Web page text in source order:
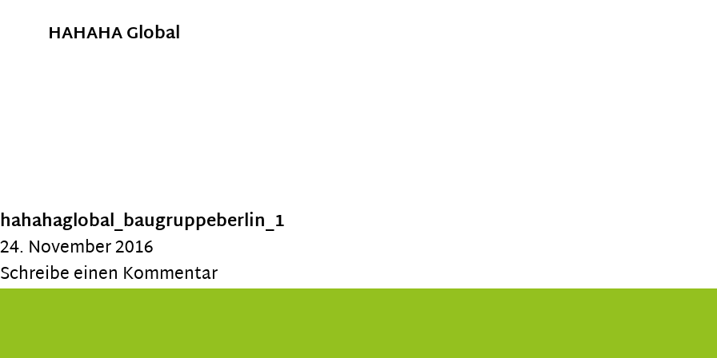
HAHAHA Global
hahahaglobal_baugruppeberlin_1
24. November 2016
Schreibe einen Kommentar